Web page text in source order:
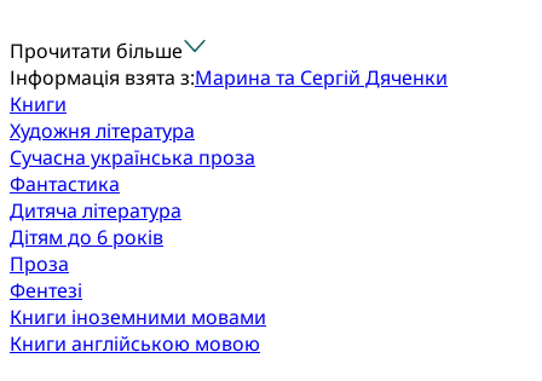
Прочитати більше
Інформація взята з:Марина та Сергій Дяченки
Книги
Художня література
Сучасна українська проза
Фантастика
Дитяча література
Дітям до 6 років
Проза
Фентезі
Книги іноземними мовами
Книги англійською мовою